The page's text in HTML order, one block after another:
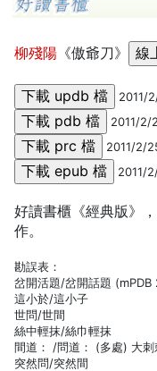
柳殘陽 《傲爺刀》
2011/
2011/2/
2011/2/
2011/
好讀書櫃《經典版》
作。
勘誤表：
岔開活題/岔開話題
這小於/這小子
世問/世間
絲中輕抹/絲巾輕抹
間道： /問道： (多處) 大刺
突然問/突然間